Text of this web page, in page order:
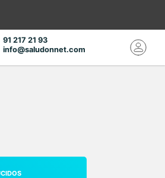
91 217 21 93
info@saludonnet.com